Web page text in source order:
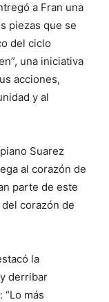
a Fran una
piezas que se
del ciclo
una iniciativa
acciones,
y al
Suarez
al corazón de
parte de este
corazón de
la
derribar
más